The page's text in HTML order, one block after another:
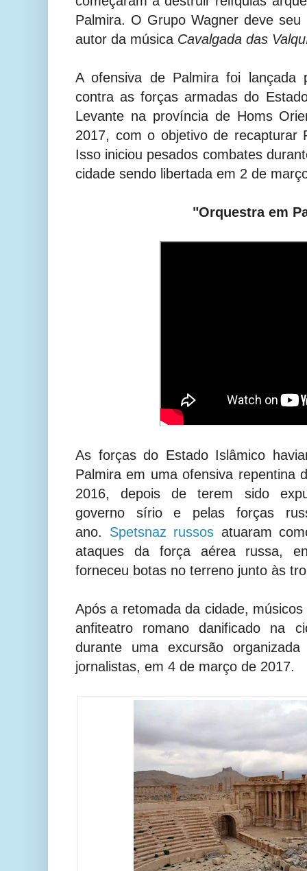
Palmira. O Grupo Wagner deve
autor da música Cavalgada das
A ofensiva de Palmira foi lançada
contra as forças armadas do
Levante na província de Homs
2017, com o objetivo de recapturar
Isso iniciou pesados combates
cidade sendo libertada em 2 de
"Orquestra em
As forças do Estado Islâmico
Palmira em uma ofensiva repentina
2016, depois de terem sido
governo sírio e pelas forças
ano. Spetsnaz russos atuaram
ataques da força aérea russa,
forneceu botas no terreno junto às
Após a retomada da cidade,
anfiteatro romano danificado na
durante uma excursão
jornalistas, em 4 de março de 2017.